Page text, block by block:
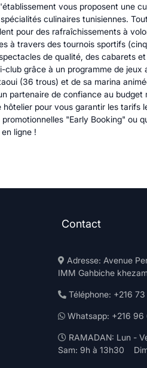
vous proposent une
culinaires tunisiennes.
pour des rafraîchissements à
à travers des tournois sportifs
de qualité, des cabarets
grâce à un programme de jeux
(36 trous) et de sa marina
partenaire de confiance au budget
pour vous garantir les tarifs
"Early Booking" ou
ligne !
Contact
Adresse: Avenue
IMM Gahbiche
Téléphone: +216
Whatsapp: +216
RAMADAN: Lun -
Sam: 9h à 13h30